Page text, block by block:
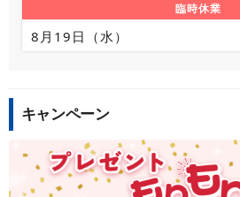
臨時休業
8月19日（水）
キャンペーン